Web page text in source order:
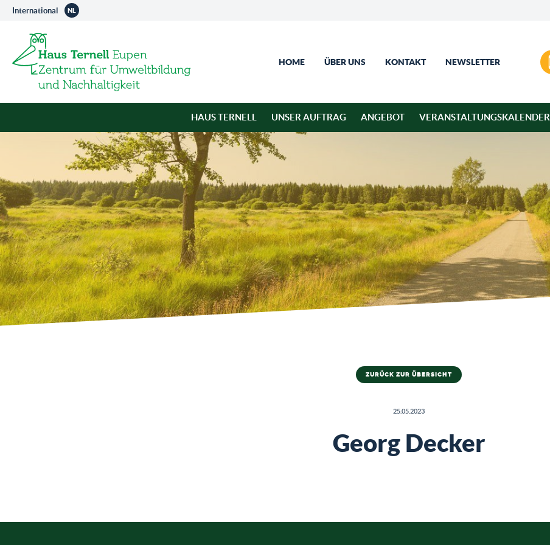
International NL
HOME ÜBER UNS KONTAKT NEWSLETTER
HAUS TERNELL UNSER AUFTRAG ANGEBOT VERANSTALTUNGSKALENDER
ZURÜCK ZUR ÜBERSICHT
25.05.2023
Georg Decker